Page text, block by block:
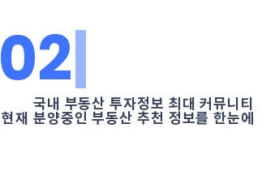
026
국내 부동산 투자정보 최대 커뮤니티
현재 분양중인 부동산 추천 정보를 한눈에